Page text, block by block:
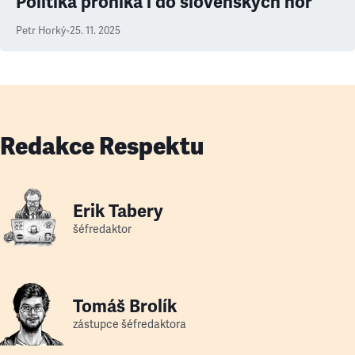
Petr Horký•25. 11. 2025
Redakce Respektu
Erik Tabery
šéfredaktor
Tomáš Brolík
zástupce šéfredaktora